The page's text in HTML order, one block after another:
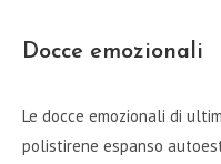
Docce emozionali
Le docce emozionali di
polistirene espanso